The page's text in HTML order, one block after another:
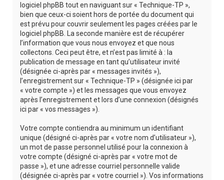
logiciel phpBB tout en naviguant sur « Technique-TP »,
bien que ceux-ci soient hors de portée du document qui
est prévu pour couvrir seulement les pages créées par le
logiciel phpBB. La seconde manière est de récupérer
l’information que vous nous envoyez et que nous
collectons. Ceci peut être, et n’est pas limité à : la
publication de message en tant qu’utilisateur invité
(désignée ci-après par « messages invités »),
l’enregistrement sur « Technique-TP » (désignée ici par
« votre compte ») et les messages que vous envoyez
après l’enregistrement et lors d’une connexion (désignés
ici par « vos messages »).
Votre compte contiendra au minimum un identifiant
unique (désigné ci-après par « votre nom d’utilisateur »),
un mot de passe personnel utilisé pour la connexion à
votre compte (désigné ci-après par « votre mot de
passe »), et une adresse courriel personnelle valide
(désignée ci-après par « votre courriel »). Vos informations